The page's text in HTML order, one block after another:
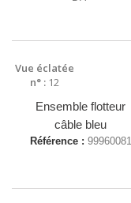
Vue éclatée
n° :12
Ensemble flotteur
câble bleu
Référence : 99960081